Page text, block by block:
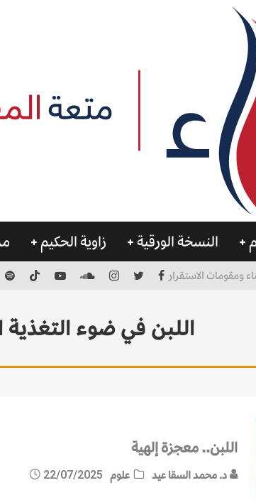
النسخة الورقية زاوية الحكيم
ومقومات الاستقرار
اللبن في ضوء التغذية
اللبن.. معجزة إلهية
د. محمد السقا عيد علوم 22/07/2025